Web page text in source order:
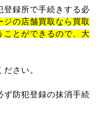
登録所で手続きする必
ジの店舗買取なら買取
ことができるので、大
さい。
ず防犯登録の抹消手続